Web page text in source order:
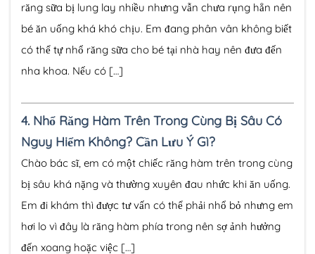
răng sữa bị lung lay nhiều nhưng vẫn chưa rụng hẳn nên
bé ăn uống khá khó chịu. Em đang phân vân không biết
có thể tự nhổ răng sữa cho bé tại nhà hay nên đưa đến
nha khoa. Nếu có […]
4. Nhổ Răng Hàm Trên Trong Cùng Bị Sâu Có
Nguy Hiểm Không? Cần Lưu Ý Gì?
Chào bác sĩ, em có một chiếc răng hàm trên trong cùng
bị sâu khá nặng và thường xuyên đau nhức khi ăn uống.
Em đi khám thì được tư vấn có thể phải nhổ bỏ nhưng em
hơi lo vì đây là răng hàm phía trong nên sợ ảnh hưởng
đến xoang hoặc việc […]